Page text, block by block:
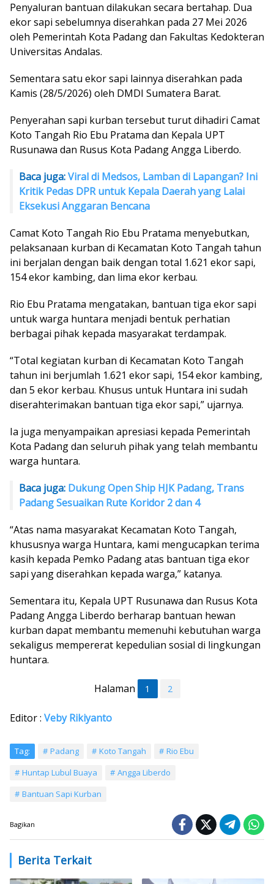
Penyaluran bantuan dilakukan secara bertahap. Dua
ekor sapi sebelumnya diserahkan pada 27 Mei 2026
oleh Pemerintah Kota Padang dan Fakultas Kedokteran
Universitas Andalas.
Sementara satu ekor sapi lainnya diserahkan pada
Kamis (28/5/2026) oleh DMDI Sumatera Barat.
Penyerahan sapi kurban tersebut turut dihadiri Camat
Koto Tangah Rio Ebu Pratama dan Kepala UPT
Rusunawa dan Rusus Kota Padang Angga Liberdo.
Baca juga:Viral di Medsos, Lamban di Lapangan? Ini
Kritik Pedas DPR untuk Kepala Daerah yang Lalai
Eksekusi Anggaran Bencana
Camat Koto Tangah Rio Ebu Pratama menyebutkan,
pelaksanaan kurban di Kecamatan Koto Tangah tahun
ini berjalan dengan baik dengan total 1.621 ekor sapi,
154 ekor kambing, dan lima ekor kerbau.
Rio Ebu Pratama mengatakan, bantuan tiga ekor sapi
untuk warga huntara menjadi bentuk perhatian
berbagai pihak kepada masyarakat terdampak.
“Total kegiatan kurban di Kecamatan Koto Tangah
tahun ini berjumlah 1.621 ekor sapi, 154 ekor kambing,
dan 5 ekor kerbau. Khusus untuk Huntara ini sudah
diserahterimakan bantuan tiga ekor sapi,” ujarnya.
Ia juga menyampaikan apresiasi kepada Pemerintah
Kota Padang dan seluruh pihak yang telah membantu
warga huntara.
Baca juga: Dukung Open Ship HJK Padang, Trans
Padang Sesuaikan Rute Koridor 2 dan 4
“Atas nama masyarakat Kecamatan Koto Tangah,
khususnya warga Huntara, kami mengucapkan terima
kasih kepada Pemko Padang atas bantuan tiga ekor
sapi yang diserahkan kepada warga,” katanya.
Sementara itu, Kepala UPT Rusunawa dan Rusus Kota
Padang Angga Liberdo berharap bantuan hewan
kurban dapat membantu memenuhi kebutuhan warga
sekaligus mempererat kepedulian sosial di lingkungan
huntara.
Halaman 1 2
Editor : Veby Rikiyanto
Tag: Padang Koto Tangah
Rio Ebu
Huntap Lubul Buaya
Angga Liberdo
Bantuan Sapi Kurban
Bagikan
Berita Terkait